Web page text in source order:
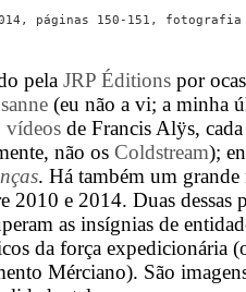
pela JRP Éditions por
(eu não a vi; a minha
vídeos de Francis Alÿs,
não os Coldstream);
. Há também um grande
2010 e 2014. Duas dessas
as insígnias de
da força expedicionária
Mérciano). São